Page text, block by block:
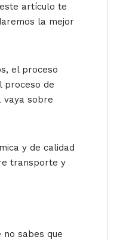
artículo te
la mejor
el proceso
proceso de
vaya sobre
y de calidad
transporte y
sabes que